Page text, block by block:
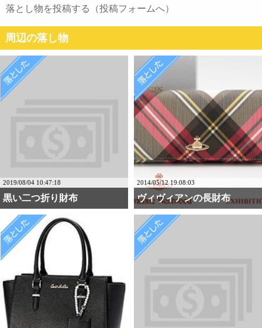
落とし物を投稿する（投稿フォームへ）
周辺の落し物
2019/08/04 10:47:18
黒い二つ折り財布
2014/05/12 19:08:03
ヴィヴィアンの長財布